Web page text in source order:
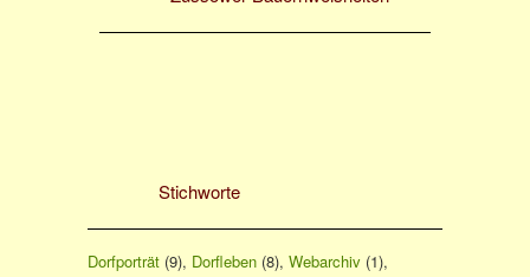
Stichworte
Dorfporträt (9) Dorfleben (8) Webarchiv (1)